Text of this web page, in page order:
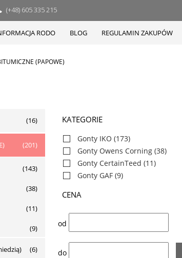
(+48) 605 335 215
RODO BLOG REGULAMIN ZAKUPÓW
(PAPOWE)
(16)
(201)
(143)
(38)
(11)
(9)
(6)
KATEGORIE
Gonty IKO (173)
Gonty Owens Corning (38)
Gonty CertainTeed (11)
Gonty GAF (9)
CENA
od
do